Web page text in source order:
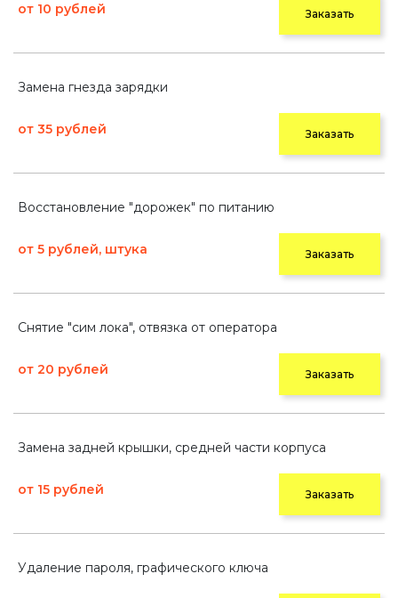
от 10 рублей Заказать
Замена гнезда зарядки
от 35 рублей Заказать
Восстановление "дорожек" по питанию
от 5 рублей, штука Заказать
Снятие "сим лока", отвязка от оператора
от 20 рублей Заказать
Замена задней крышки, средней части корпуса
от 15 рублей Заказать
Удаление пароля, графического ключа